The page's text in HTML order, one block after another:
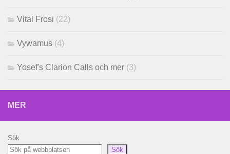
Vital Frosi (22)
Vywamus (4)
Yosef's Clarion Calls och mer (3)
MER
Sök
Sök